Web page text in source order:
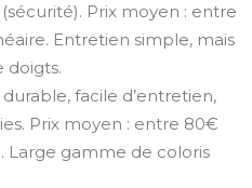
Prix moyen : entre
Entretien simple, mais
doigts.
facile d’entretien,
Prix moyen : entre 80€
Large gamme de coloris